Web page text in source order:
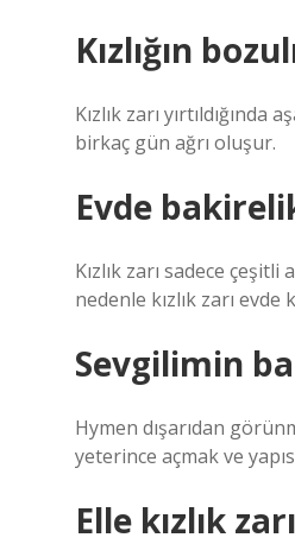
Kızlığın
Kızlık zarı
birkaç gün ağrı oluşur.
Evde
Kızlık zarı sadece
nedenle kızlık zarı
Sevgilimin
Hymen dışarıdan
yeterince açmak ve
Elle kızlık